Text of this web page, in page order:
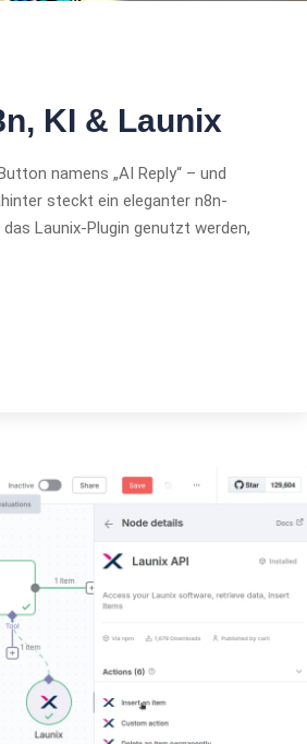
KI & Launix
namens „AI Reply“ – und
steckt ein eleganter n8n-
Launix-Plugin genutzt werden,